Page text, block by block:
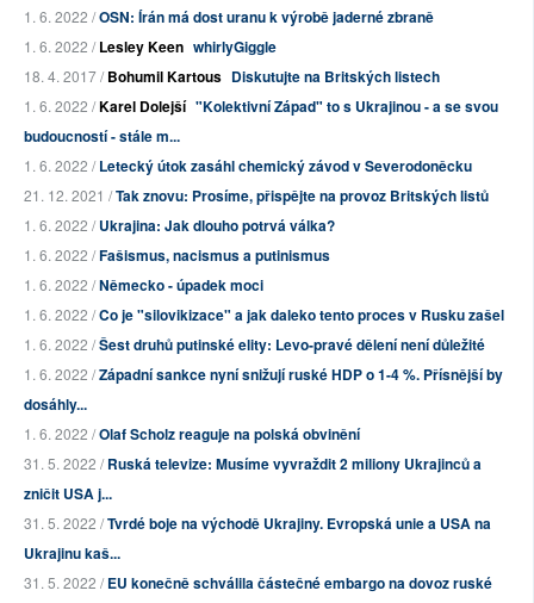
1. 6. 2022 /OSN: Írán má dost uranu k výrobě jaderné zbraně
1. 6. 2022 /Lesley Keen whirlyGiggle
18. 4. 2017 /Bohumil Kartous Diskutujte na Britských listech
1. 6. 2022 /Karel Dolejší "Kolektivní Západ" to s Ukrajinou - a se svou
budoucností - stále m...
1. 6. 2022 /Letecký útok zasáhl chemický závod v Severodoněcku
21. 12. 2021 /Tak znovu: Prosíme, přispějte na provoz Britských listů
1. 6. 2022 /Ukrajina: Jak dlouho potrvá válka?
1. 6. 2022 /Fašismus, nacismus a putinismus
1. 6. 2022 /Německo - úpadek moci
1. 6. 2022 /Co je "silovikizace" a jak daleko tento proces v Rusku zašel
1. 6. 2022 /Šest druhů putinské elity: Levo-pravé dělení není důležité
1. 6. 2022 /Západní sankce nyní snižují ruské HDP o 1-4 %. Přísnější by
dosáhly...
1. 6. 2022 /Olaf Scholz reaguje na polská obvinění
31. 5. 2022 /Ruská televize: Musíme vyvraždit 2 miliony Ukrajinců a
zničit USA j...
31. 5. 2022 /Tvrdé boje na východě Ukrajiny. Evropská unie a USA na
Ukrajinu kaš...
31. 5. 2022 /EU konečně schválila částečné embargo na dovoz ruské